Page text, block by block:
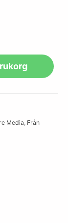
Media, Från